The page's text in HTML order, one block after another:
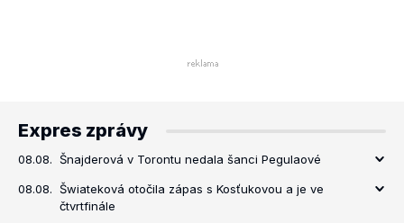
Expres zprávy
08.08. Šnajderová v Torontu nedala šanci Pegulaové
08.08. Šwiateková otočila zápas s Kosťukovou a je ve
čtvrtfinále